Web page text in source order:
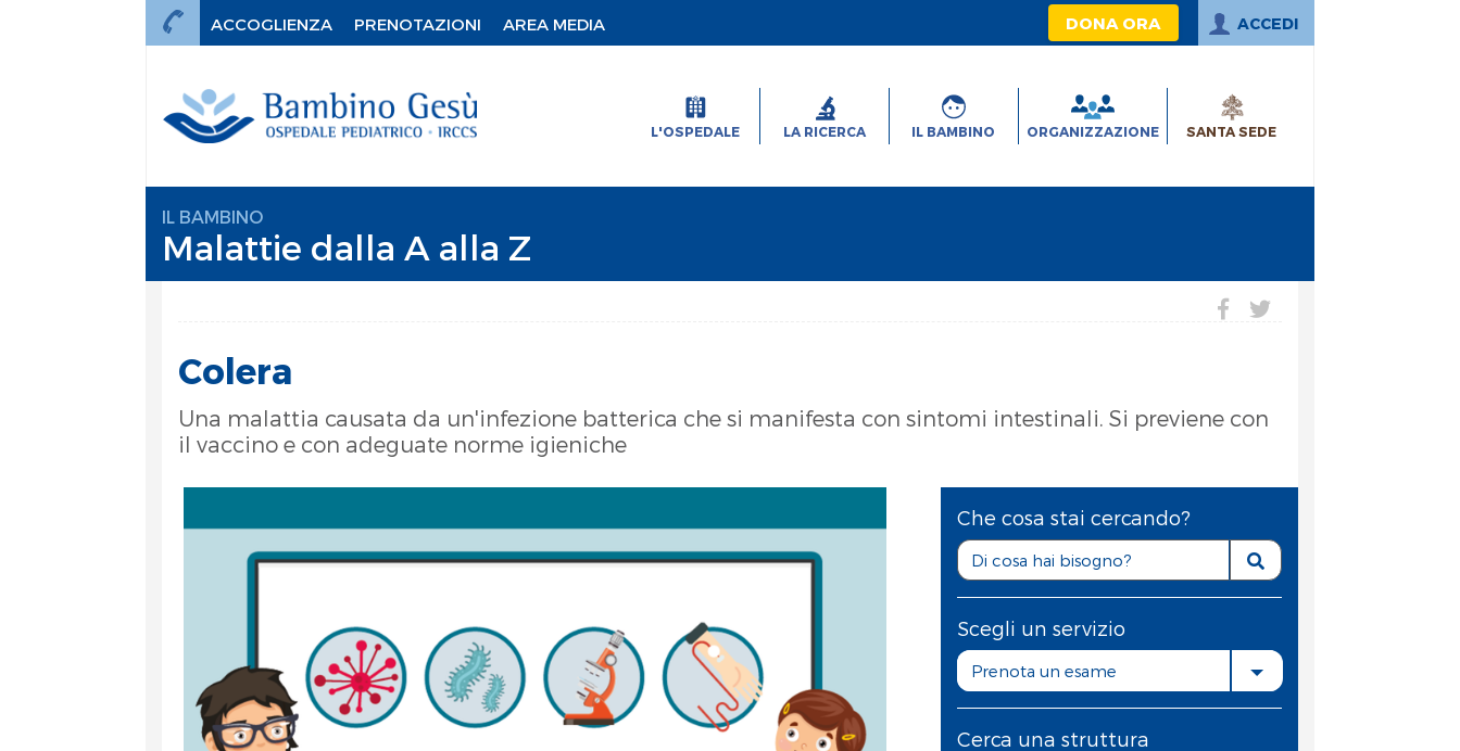
ACCOGLIENZA PRENOTAZIONI AREA MEDIA DONA ORA ACCEDI
L'OSPEDALE LA RICERCA IL BAMBINO ORGANIZZAZIONE SANTA SEDE
IL BAMBINO
Malattie dalla A alla Z
Colera
Una malattia causata da un'infezione batterica che si manifesta con sintomi intestinali. Si previene con
il vaccino e con adeguate norme igieniche
Che cosa stai cercando?
Scegli un servizio
Prenota un esame
Cerca una struttura